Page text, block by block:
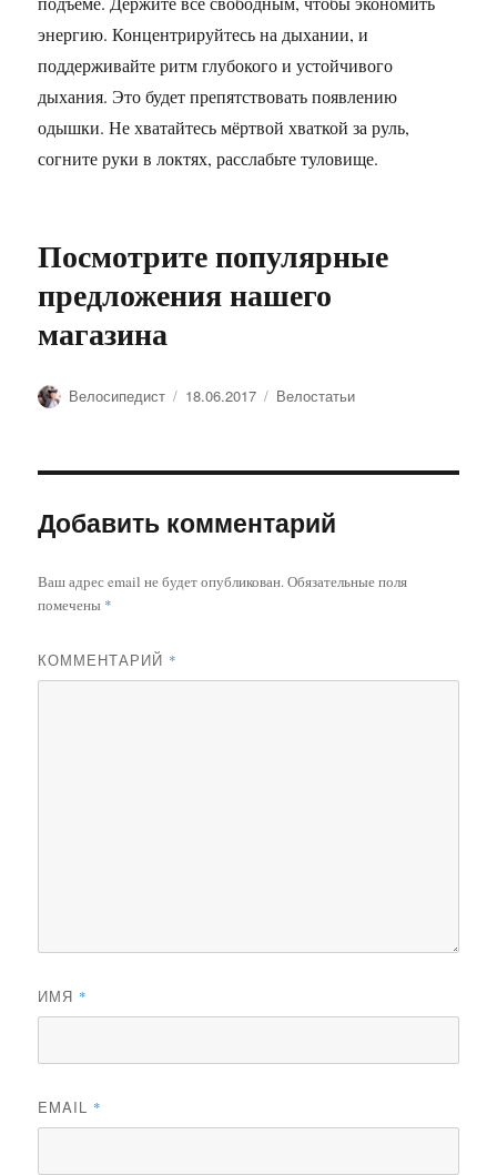
энергию. Концентрируйтесь на дыхании, и
поддерживайте ритм глубокого и устойчивого
дыхания. Это будет препятствовать появлению
одышки. Не хватайтесь мёртвой хваткой за руль,
согните руки в локтях, расслабьте туловище.
Посмотрите популярные
предложения нашего
магазина
Автор
Велосипедист Опубликовано
18.06.2017 Рубрики
Велостатьи
Добавить комментарий
Ваш адрес email не будет опубликован.Обязательные поля
помечены *
КОММЕНТАРИЙ *
ИМЯ *
EMAIL *